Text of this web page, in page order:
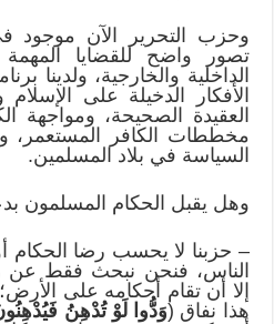
وحزب التحرير الآن موجود
تصور واضح للقضايا المهمة
الداخلية والخارجية، ولدينا
الأفكار الدخيلة على
العقيدة الصحيحة، ومواجهة
مخططات الكافر المستعمر،
السياسة في بلاد المسلمين.
وهل يقبل الحكام المسلمون
– حزبنا لا يحسب رضا الحكام
الناس، فنحن نبحث فقط عن
إلا أن تقام أحكامه على
هذا نفاق (وَدُّوا لَوْ تُدْهِنُ